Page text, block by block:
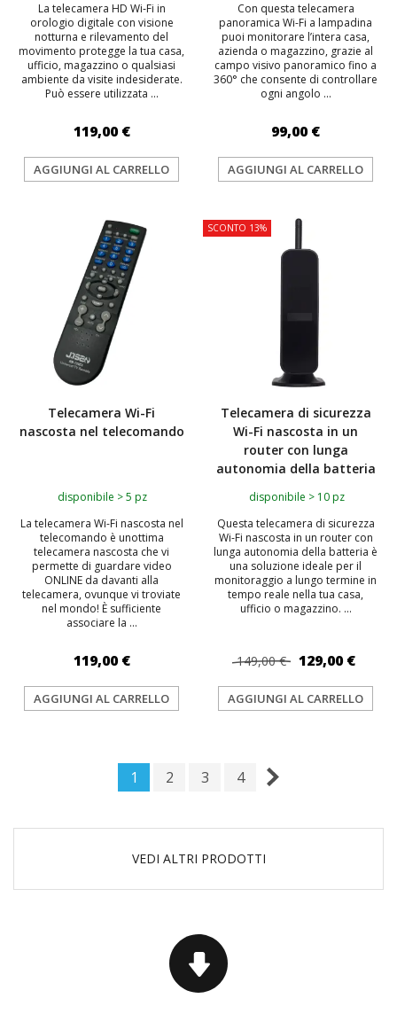
La telecamera HD Wi‑Fi in
orologio digitale con visione
notturna e rilevamento del
movimento protegge la tua casa,
ufficio, magazzino o qualsiasi
ambiente da visite indesiderate.
Può essere utilizzata ...
119,00 €
AGGIUNGI AL CARRELLO
Con questa telecamera
panoramica Wi-Fi a lampadina
puoi monitorare l’intera casa,
azienda o magazzino, grazie al
campo visivo panoramico fino a
360° che consente di controllare
ogni angolo ...
99,00 €
AGGIUNGI AL CARRELLO
Telecamera Wi-Fi
nascosta nel telecomando
disponibile > 5 pz
La telecamera Wi-Fi nascosta nel
telecomando è unottima
telecamera nascosta che vi
permette di guardare video
ONLINE da davanti alla
telecamera, ovunque vi troviate
nel mondo! È sufficiente
associare la ...
119,00 €
AGGIUNGI AL CARRELLO
SCONTO 13%
Telecamera di sicurezza
Wi-Fi nascosta in un
router con lunga
autonomia della batteria
disponibile > 10 pz
Questa telecamera di sicurezza
Wi-Fi nascosta in un router con
lunga autonomia della batteria è
una soluzione ideale per il
monitoraggio a lungo termine in
tempo reale nella tua casa,
ufficio o magazzino. ...
149,00 € 129,00 €
AGGIUNGI AL CARRELLO
1 2 3 4
VEDI ALTRI PRODOTTI